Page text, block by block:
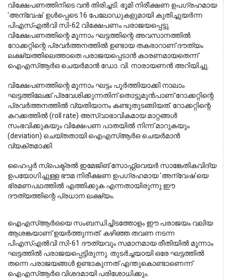
വിക്ഷേപണത്തിനിടെ വൻ തിരിച്ചടി. ഭൂമി നിരീക്ഷണ ഉപഗ്രഹമായ
'അന്വേഷ' ഉൾപ്പെടെ 16 പേലോഡുകളുമായി കുതിച്ചുയർന്ന
പിഎസ്എൽവി സി-62 വിക്ഷേപണം പരാജയപ്പെട്ടു.
വിക്ഷേപണത്തിന്റെ മൂന്നാം ഘട്ടത്തിന്റെ അവസാനത്തിൽ
റോക്കറ്റിന്റെ പ്രവർത്തനത്തിൽ ഉണ്ടായ തകരാറാണ് ദൗത്യം
ലക്ഷ്യത്തിലെത്താതെ പരാജയപ്പെടാൻ കാരണമായതെന്ന്
ഐഎസ്ആർഒ ചെയർമാൻ ഡോ. വി. നാരായണൻ അറിയിച്ചു.
വിക്ഷേപണത്തിന്റെ മൂന്നാം ഘട്ടം പൂർത്തിയാക്കി നാലാം
ഘട്ടത്തിലേക്ക് പ്രവേശിക്കുന്നതിന് തൊട്ടുമുൻപാണ് റോക്കറ്റിന്റെ
പ്രവർത്തനത്തിൽ വ്യതിയാനം കണ്ടുതുടങ്ങിയത്. റോക്കറ്റിന്റെ
കറക്കത്തിൽ (roll rate) അസ്വാഭാവികമായ മാറ്റങ്ങൾ
സംഭവിക്കുകയും വിക്ഷേപണ പാതയിൽ നിന്ന് മാറുകയും
(deviation) ചെയ്തതായി ഐഎസ്ആർഒ ചെയർമാൻ
വ്യക്തമാക്കി.
ഹൈപ്പർ സ്പെക്ട്രൽ ഇമേജിങ് സോഫ്റ്റ്‌വെയർ സാങ്കേതികവിദ്യ
ഉപയോഗിച്ചുള്ള ഭൗമ നിരീക്ഷണ ഉപഗ്രഹമായ 'അന്വേഷ'യെ
ഭ്രമണപഥത്തിൽ എത്തിക്കുക എന്നതായിരുന്നു ഈ
ദൗത്യത്തിന്റെ പ്രധാന ലക്ഷ്യം.
ഐഎസ്ആർഒയെ സംബന്ധിച്ചിടത്തോളം ഈ പരാജയം വലിയ
ആശങ്കയാണ് ഉയർത്തുന്നത്. കഴിഞ്ഞ തവണ നടന്ന
പിഎസ്എൽവി സി-61 ദൗത്യവും സമാനമായ രീതിയിൽ മൂന്നാം
ഘട്ടത്തിൽ പരാജയപ്പെട്ടിരുന്നു. തുടർച്ചയായി ഒരേ ഘട്ടത്തിൽ
തന്നെ പരാജയങ്ങൾ ഉണ്ടാകുന്നത് എന്തുകൊണ്ടാണെന്ന്
ഐഎസ്ആർഒ വിശദമായി പരിശോധിക്കും.